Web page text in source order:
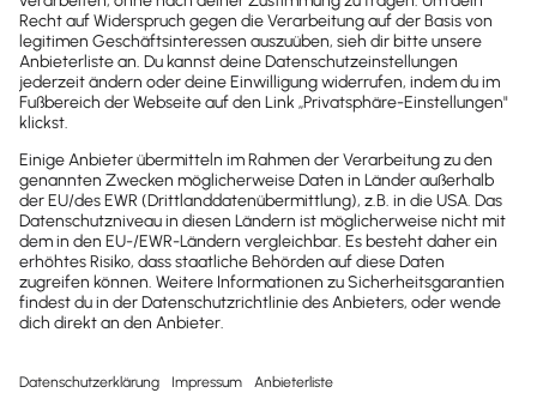
nicht privat genutzt werden. Dies darfst und solltest
du regelmäßig kontrollieren. Verstöße kannst du
abmahnen. Du kannst die Privatnutzung aber auch
erlauben. Wichtig ist, dass du dann eine klare
In die Regelung gehört dererlaubte Umfang der
privaten Nutzung. Die private Nutzung kann z. B. auf
die Pausen beschränkt sein und kostenpflichtige
Internetseiten ausschließen. Schon aus
Sicherheitsgründen solltest du Verhaltensregeln
betriebsfremder Software und das Herunterladen